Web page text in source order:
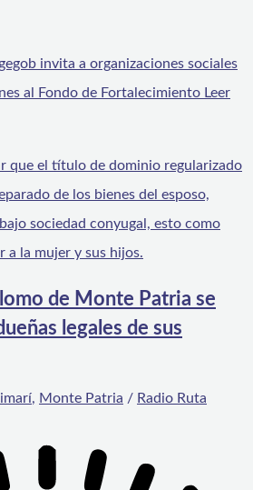
invita a organizaciones sociales
al Fondo de Fortalecimiento Leer
de Monte Patria se
legales de sus
, Monte Patria / Radio Ruta